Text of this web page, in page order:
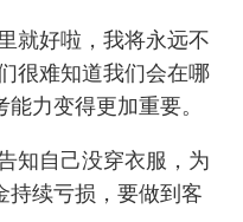
就好啦，我将永远不
很难知道我们会在哪
力变得更加重要。
知自己没穿衣服，为
持续亏损，要做到客